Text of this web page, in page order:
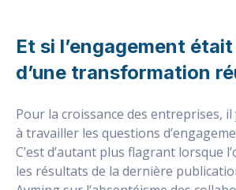
Et si l’engagement
d’une transformation
Pour la croissance des entreprises,
à travailler les questions
C’est d’autant plus flagrant lorsque
les résultats de la dernière